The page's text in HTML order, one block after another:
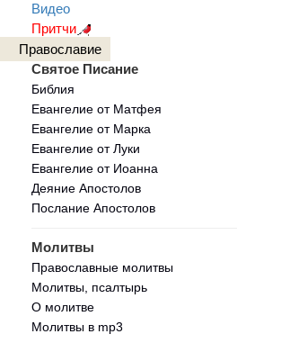
Видео
Притчи
Православие
Святое Писание
Библия
Евангелие от Матфея
Евангелие от Марка
Евангелие от Луки
Евангелие от Иоанна
Деяние Апостолов
Послание Апостолов
Молитвы
Православные молитвы
Молитвы, псалтырь
О молитве
Молитвы в mp3